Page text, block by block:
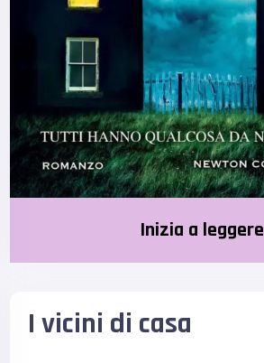
Inizia a leggere
I vicini di casa